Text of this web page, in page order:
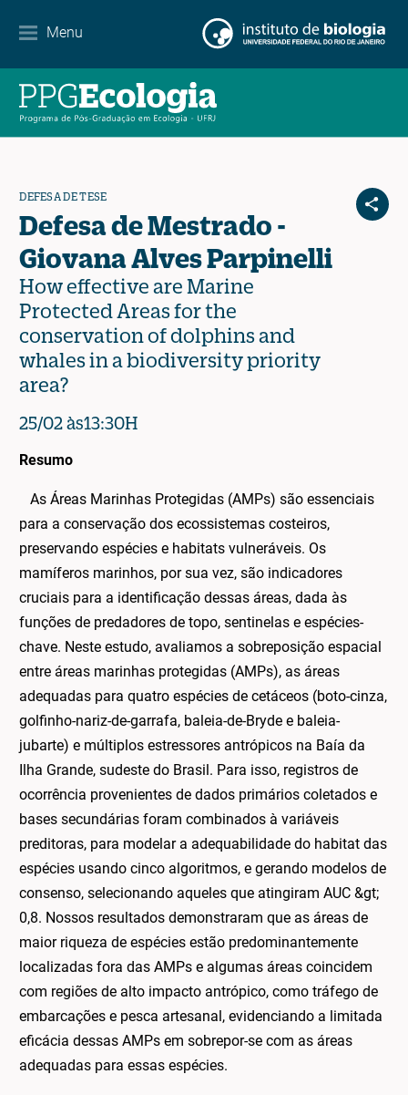
Menu
Contato
DEFESA DE TESE
Defesa de Mestrado -
Giovana Alves Parpinelli
How effective are Marine
Protected Areas for the
conservation of dolphins and
whales in a biodiversity priority
area?
25/02 às13:30H
Resumo
As Áreas Marinhas Protegidas (AMPs) são essenciais
para a conservação dos ecossistemas costeiros,
preservando espécies e habitats vulneráveis. Os
mamíferos marinhos, por sua vez, são indicadores
cruciais para a identificação dessas áreas, dada às
funções de predadores de topo, sentinelas e espécies-
chave. Neste estudo, avaliamos a sobreposição espacial
entre áreas marinhas protegidas (AMPs), as áreas
adequadas para quatro espécies de cetáceos (boto-cinza,
golfinho-nariz-de-garrafa, baleia-de-Bryde e baleia-
jubarte) e múltiplos estressores antrópicos na Baía da
Ilha Grande, sudeste do Brasil. Para isso, registros de
ocorrência provenientes de dados primários coletados e
bases secundárias foram combinados à variáveis
preditoras, para modelar a adequabilidade do habitat das
espécies usando cinco algoritmos, e gerando modelos de
consenso, selecionando aqueles que atingiram AUC &gt;
0,8. Nossos resultados demonstraram que as áreas de
maior riqueza de espécies estão predominantemente
localizadas fora das AMPs e algumas áreas coincidem
com regiões de alto impacto antrópico, como tráfego de
embarcações e pesca artesanal, evidenciando a limitada
eficácia dessas AMPs em sobrepor-se com as áreas
adequadas para essas espécies.